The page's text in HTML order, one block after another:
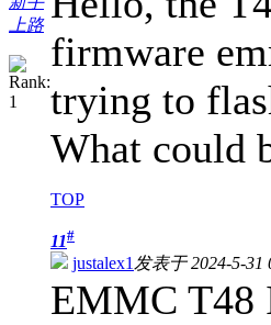
上路
firmware
trying to
What could
TOP
11#
justalex1 发表于 2024-5-31
EMMC T48